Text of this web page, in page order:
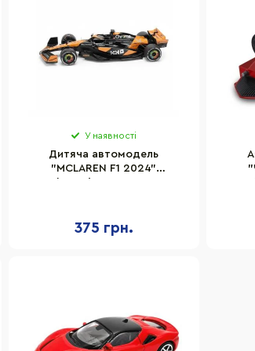
У наявності
Дитяча автомодель
"MCLAREN F1 2024"
375 грн.